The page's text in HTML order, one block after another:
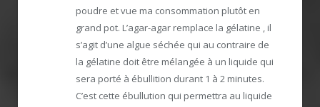
poudre et vue ma consommation plutôt en
grand pot. L’agar-agar remplace la gélatine , il
s’agit d’une algue séchée qui au contraire de
la gélatine doit être mélangée à un liquide qui
sera porté à ébullition durant 1 à 2 minutes.
C’est cette ébullution qui permettra au liquide